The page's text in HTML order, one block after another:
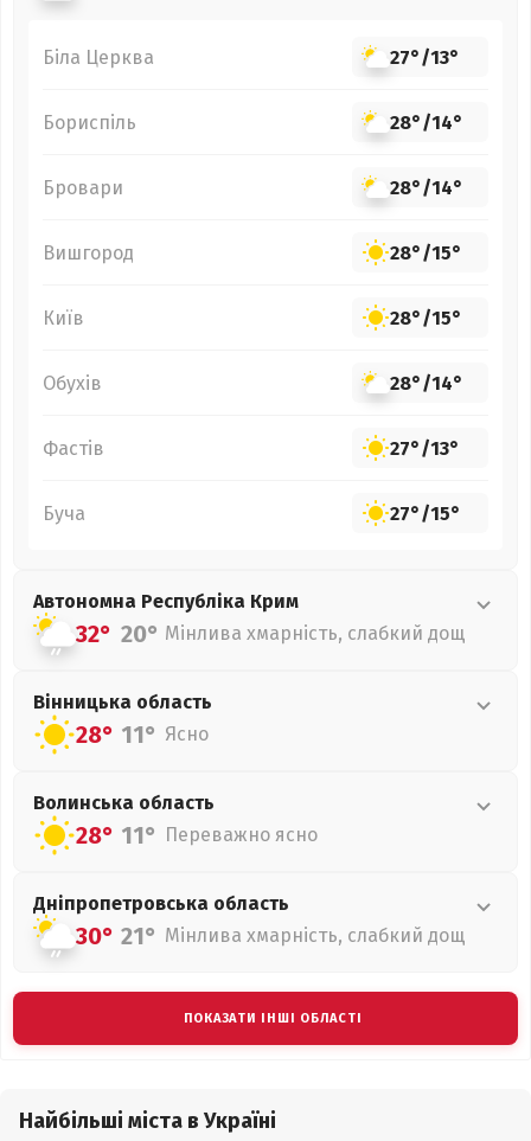
Біла Церква 27°/13°
Бориспіль 28°/14°
Бровари 28°/14°
Вишгород 28°/15°
Київ 28°/15°
Обухів 28°/14°
Фастів 27°/13°
Буча 27°/15°
Автономна Республіка Крим
32° 20° Мінлива хмарність, слабкий дощ
Вінницька область
28° 11° Ясно
Волинська область
28° 11° Переважно ясно
Дніпропетровська область
30° 21° Мінлива хмарність, слабкий дощ
ПОКАЗАТИ ІНШІ ОБЛАСТІ
Найбільші міста в Україні